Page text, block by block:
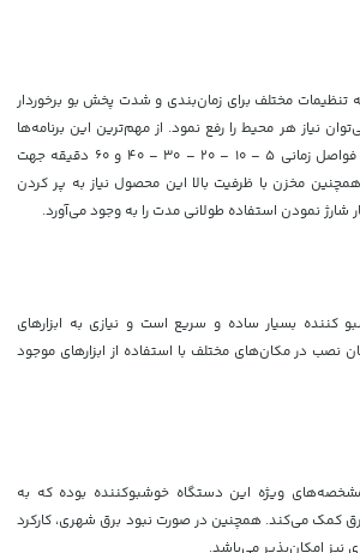
تنظیمات مختلف برای زمان‌بندی و شدت پخش بو برخوردار
نیاز هر محیط را رفع نمود. از مهم‌ترین این برنامه‌ها
لازم است به قابلیت تنظیم فواصل زمانی 5 – 10 – 20 – 30 – 40 و 60 دقیقه جهت
مخزن با ظرفیت بالا این محصول نیاز به پر کردن
شارژ نمودن استفاده طولانی مدت را به وجود می‌آورد.
کننده بسیار ساده و سریع است و نیازی به ابزارهای
نصب در مکان‌های مختلف با استفاده از ابزارهای موجود
ویژه این دستگاه خوشبوکننده بوده که به
کمک می‌کند. همچنین در صورت نبود برق شهری، کارکرد
نیز امکان‌پذیر می‌باشد.